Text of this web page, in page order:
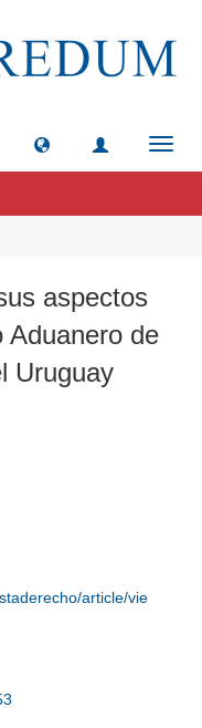
aspectos
Aduanero de
Uruguay
article/vie